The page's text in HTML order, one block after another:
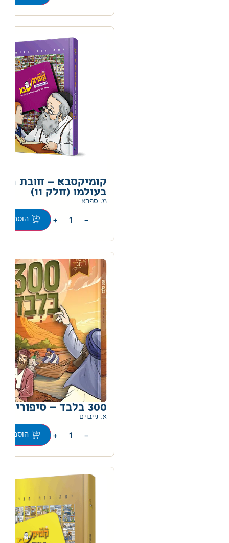
קומיקסבא – חובת
בעולמו (חלק 11)
מ. ספרא
−
+ הוספה
300 בלבד – סיפורי תנ"ך
א. נייבוים
−
+ הוספה